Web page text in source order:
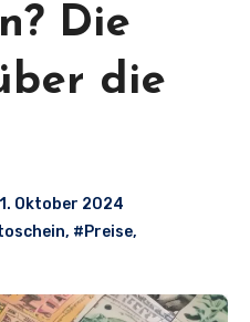
Die
die
Oktober 2024
, #Preise,